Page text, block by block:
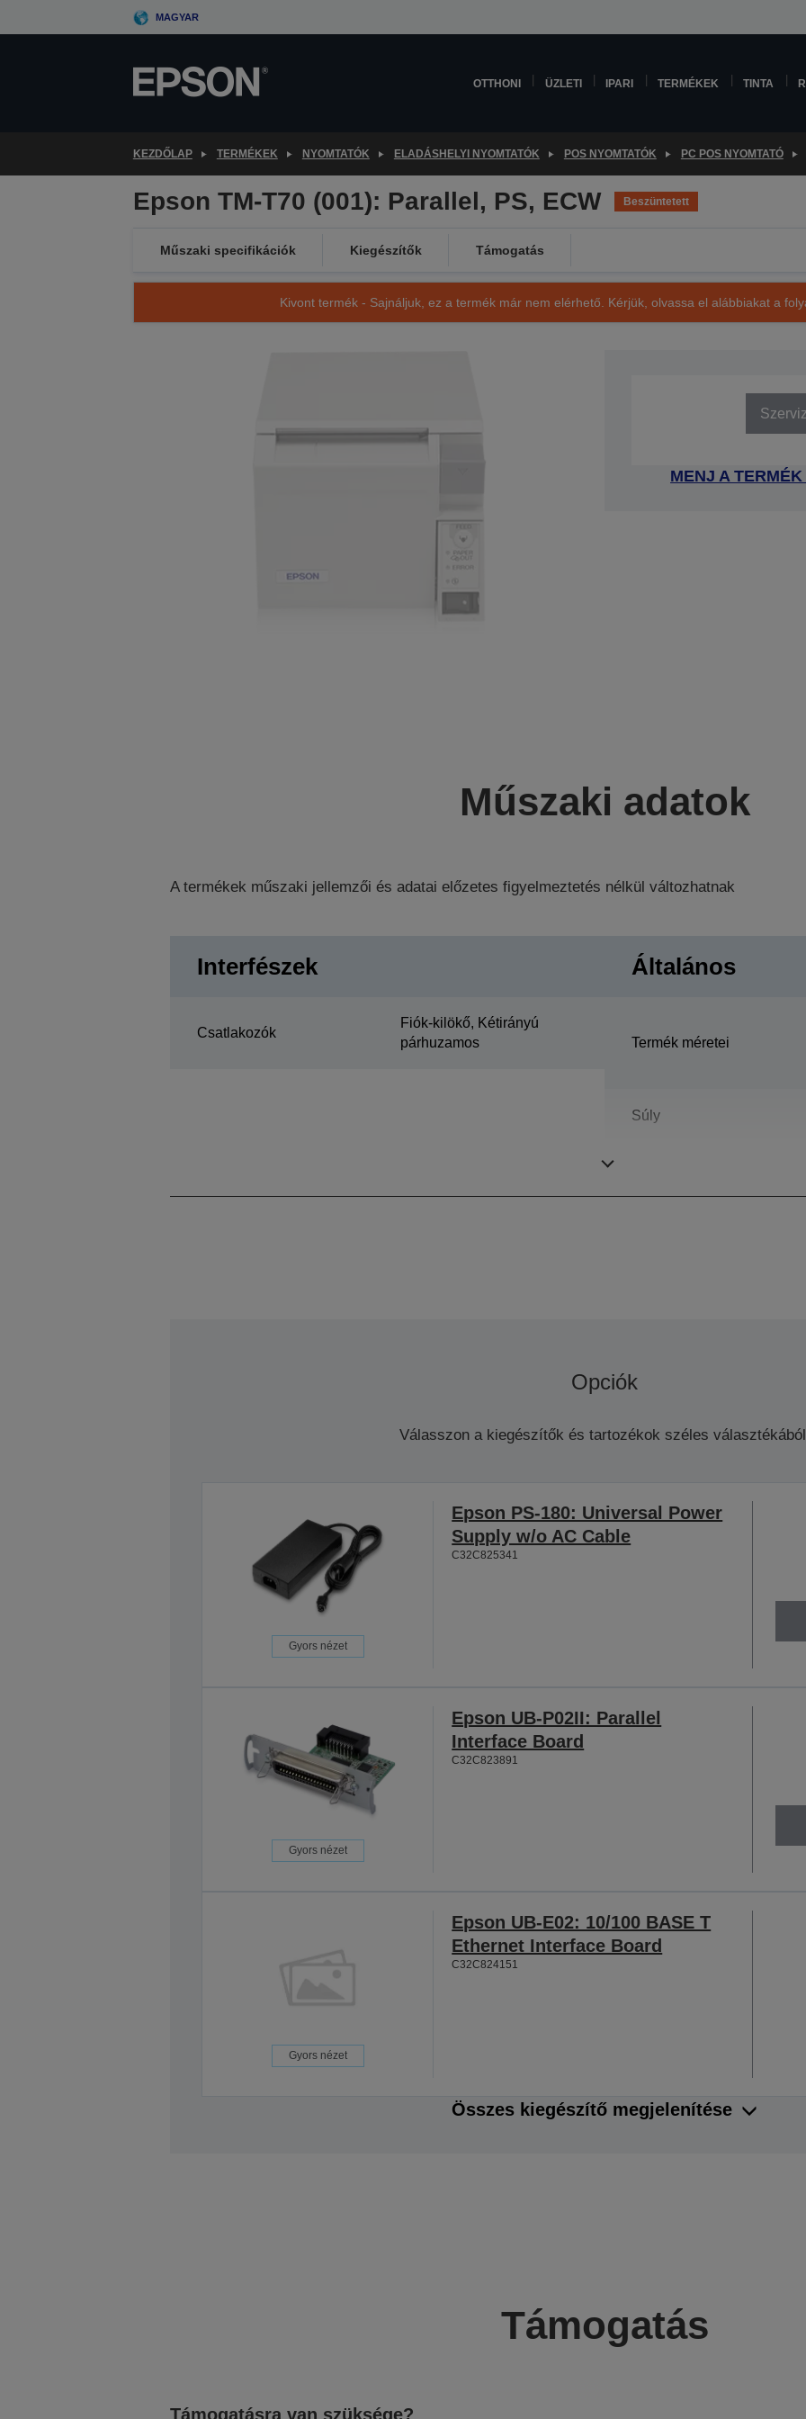
to
MAGYAR
OTTHONI ÜZLETI IPARI TERMÉKEK TINTA
KEZDŐLAP TERMÉKEK NYOMTATÓK ELADÁSHELYI NYOMTATÓK POS NYOMTATÓK PC POS NYOMTATÓ
Epson TM-T70 (001): Parallel, PS, ECW Beszüntetett
Műszaki specifikációk Kiegészítők Támogatás
Kivont termék - Sajnáljuk, ez a termék már nem elérhető. Kérjük, olvassa el alábbiakat a
MENJ A
Műszaki adatok
A termékek műszaki jellemzői és adatai előzetes figyelmeztetés nélkül változhatnak
Interfészek
Csatlakozók
Fiók-kilökő, Kétirányú
párhuzamos
Általános
Termék méretei
Súly
Opciók
Válasszon a kiegészítők és tartozékok széles
Gyors nézet
Epson PS-180: Universal Power
Supply w/o AC Cable
C32C825341
Gyors nézet
Epson UB-P02II: Parallel
Interface Board
C32C823891
Gyors nézet
Epson UB-E02: 10/100 BASE T
Ethernet Interface Board
C32C824151
Összes kiegészítő megjelenítése
Támogatás
Támogatásra van szüksége?